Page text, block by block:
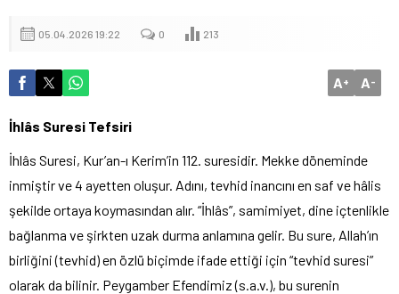
05.04.2026 19:22 0 213
A+ A-
İhlâs Suresi Tefsiri
İhlâs Suresi, Kur’an-ı Kerim’in 112. suresidir. Mekke döneminde
inmiştir ve 4 ayetten oluşur. Adını, tevhid inancını en saf ve hâlis
şekilde ortaya koymasından alır. “İhlâs”, samimiyet, dine içtenlikle
bağlanma ve şirkten uzak durma anlamına gelir. Bu sure, Allah’ın
birliğini (tevhid) en özlü biçimde ifade ettiği için “tevhid suresi”
olarak da bilinir. Peygamber Efendimiz (s.a.v.), bu surenin